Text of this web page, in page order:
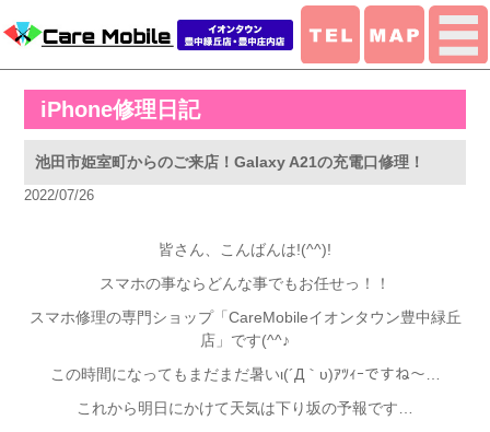
iPhone修理日記
池田市姫室町からのご来店！Galaxy A21の充電口修理！
2022/07/26
皆さん、こんばんは!(^^)!
スマホの事ならどんな事でもお任せっ！！
スマホ修理の専門ショップ「CareMobileイオンタウン豊中緑丘
店」です(^^♪
この時間になってもまだまだ暑いι(´Д｀υ)ｱﾂｨｰですね～…
これから明日にかけて天気は下り坂の予報です…